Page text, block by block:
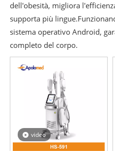
dell'obesità, migliora
supporta più
sistema operativo Android,
completo del corpo.
video